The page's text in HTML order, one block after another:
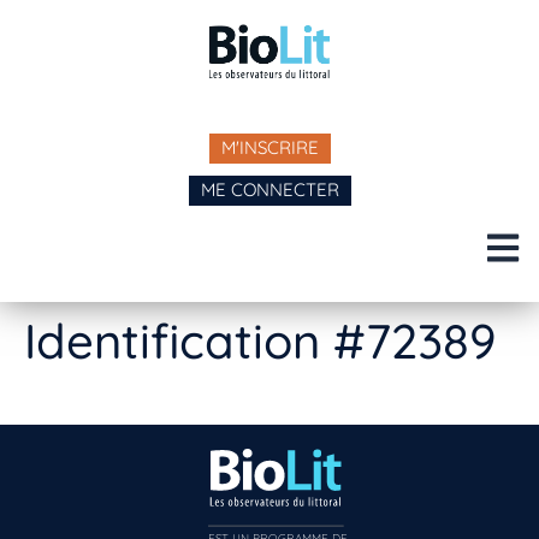
M'INSCRIRE
ME CONNECTER
Identification #72389